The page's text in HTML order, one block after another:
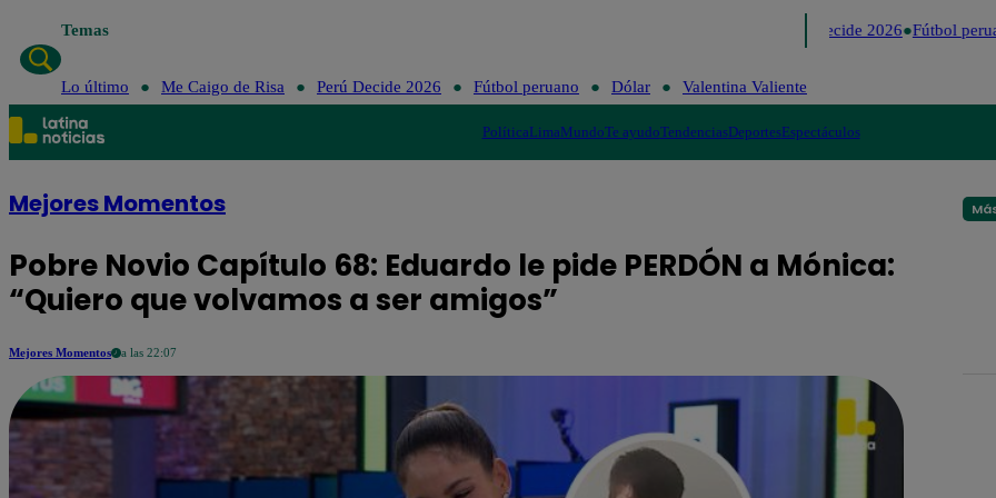
Temas Perú Decide 2026 Fútbol
Lo último Me Caigo de Risa Perú Decide 2026 Fútbol peruano Dólar Valentina Valiente
PolíticaLimaMundoTe ayudoTendenciasDeportesEspectáculos
Mejores Momentos
Pobre Novio Capítulo 68: Eduardo le pide PERDÓN a Mónica:
“Quiero que volvamos a ser amigos”
Mejores Momentos a las 22:07